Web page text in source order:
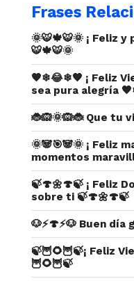
Frases
🌞🐯🍁🐯🌞 ¡ Feliz
🐯🍁🐯🌞
🧡❄😂❄🧡 ¡ Feliz
sea pura alegría
🐞🙉🌞🙉🐞 Que tu
🌞🐼🎯🐼🌞 ¡ Feliz
momentos
🍃🍄🌼🍄🍃 ¡ Feliz
sobre ti 🍃🍄🌼🍄🍃
🐶⚡🍄⚡🐶 Buen
🍃🦉🌻🦉🍃¡ Feliz
🦉🌻🦉🍃